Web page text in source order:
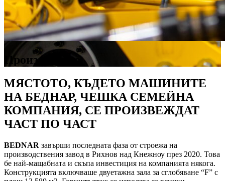
Производство
МЯСТОТО, КЪДЕТО МАШИНИТЕ
НА БЕДНАР, ЧЕШКА СЕМЕЙНА
КОМПАНИЯ, СЕ ПРОИЗВЕЖДАТ
ЧАСТ ПО ЧАСТ
BEDNAR завърши последната фаза от строежа на
производствения завод в Рихнов над Кнежноу през 2020. Това
бе най-мащабната и скъпа инвестиция на компанията някога.
Конструкцията включваше двуетажна зала за сглобяване “F” с